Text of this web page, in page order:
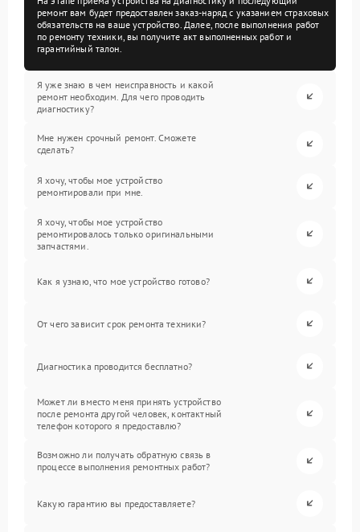
ремонт вам будет предоставлен заказ-наряд с указанием страховых
обязательств на ваше устройство. Далее, после выполнения работ
по ремонту техники, вы получите акт выполненных работ и
гарантийный талон.
Я уже знаю в чем неисправность и какой
ремонт необходим. Для чего проводить
диагностику?
Мне нужен срочный ремонт. Сможете
сделать?
Я хочу, чтобы мое устройство
ремонтировали при мне.
Я хочу, чтобы мое устройство
ремонтировалось только оригинальными
запчастями.
Как я узнаю, что мое устройство готово?
От чего зависит срок ремонта техники?
Диагностика проводится бесплатно?
Может ли вместо меня принять устройство
после ремонта другой человек, контактный
телефон которого я предоставлю?
Возможно ли получать обратную связь в
процессе выполнения ремонтных работ?
Какую гарантию вы предоставляете?